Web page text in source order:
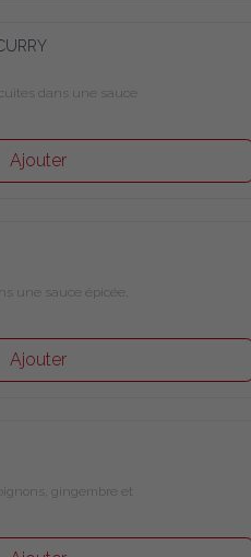
dans une sauce
Ajouter
une sauce épicée,
Ajouter
gingembre et